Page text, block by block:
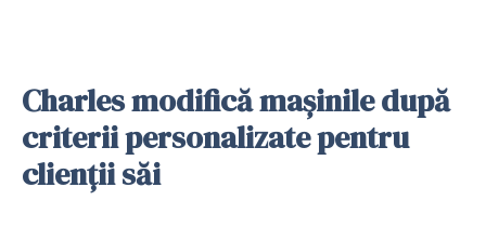
Charles modifică mașinile după
criterii personalizate pentru
clienții săi